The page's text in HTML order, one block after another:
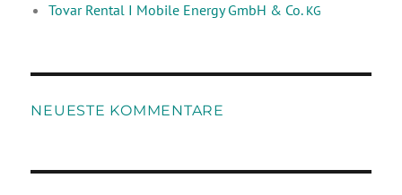
Tovar Rental I Mobile Energy GmbH & Co. KG
NEUESTE KOMMENTARE